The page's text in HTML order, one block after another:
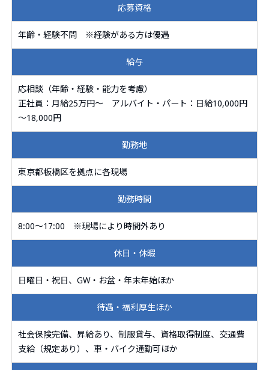
応募資格
年齢・経験不問 ※経験がある方は優遇
給与
応相談（年齢・経験・能力を考慮）
正社員：月給25万円～ アルバイト・パート：日給10,000円
～18,000円
勤務地
東京都板橋区を拠点に各現場
勤務時間
8:00～17:00 ※現場により時間外あり
休日・休暇
日曜日・祝日、GW・お盆・年末年始ほか
待遇・福利厚生ほか
社会保険完備、昇給あり、制服貸与、資格取得制度、交通費
支給（規定あり）、車・バイク通勤可ほか